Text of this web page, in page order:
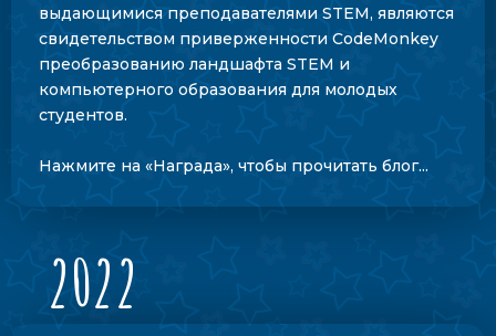
выдающимися преподавателями STEM, являются
свидетельством приверженности CodeMonkey
преобразованию ландшафта STEM и
компьютерного образования для молодых
студентов.
Нажмите на «Награда», чтобы прочитать блог...
2022